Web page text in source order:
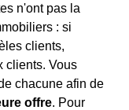
n'ont pas la
: si
clients,
clients. Vous
chacune afin de
offre. Pour